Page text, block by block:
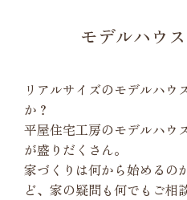
モデルハウ
リアルサイズのモデルハウ
か？
平屋住宅工房のモデルハウ
が盛りだくさん。
家づくりは何から始めるの
ど、家の疑問も何でもご相